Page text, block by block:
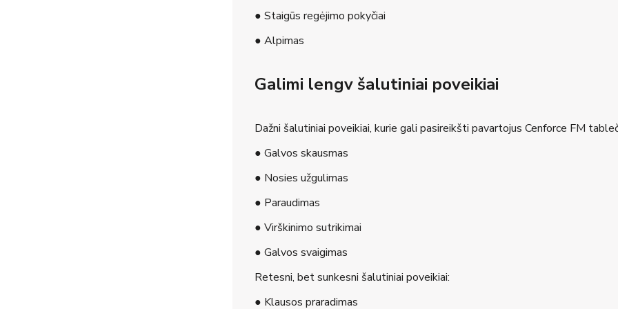
● Staigūs regėjimo pokyčiai
● Alpimas
Galimi lengv šalutiniai poveikiai
Dažni šalutiniai poveikiai, kurie gali pasireikšti pavartojus Cenforce FM
● Galvos skausmas
● Nosies užgulimas
● Paraudimas
● Virškinimo sutrikimai
● Galvos svaigimas
Retesni, bet sunkesni šalutiniai poveikiai:
● Klausos praradimas